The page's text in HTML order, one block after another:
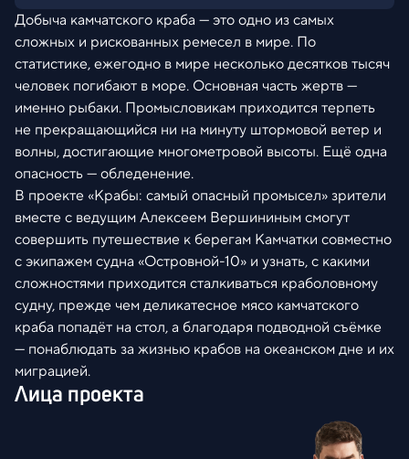
Добыча камчатского краба — это одно из самых
сложных и рискованных ремесел в мире. По
статистике, ежегодно в мире несколько десятков тысяч
человек погибают в море. Основная часть жертв —
именно рыбаки. Промысловикам приходится терпеть
не прекращающийся ни на минуту штормовой ветер и
волны, достигающие многометровой высоты. Ещё одна
опасность — обледенение.
В проекте «Крабы: самый опасный промысел» зрители
вместе с ведущим Алексеем Вершининым смогут
совершить путешествие к берегам Камчатки совместно
с экипажем судна «Островной-10» и узнать, с какими
сложностями приходится сталкиваться краболовному
судну, прежде чем деликатесное мясо камчатского
краба попадёт на стол, а благодаря подводной съёмке
— понаблюдать за жизнью крабов на океанском дне и их
миграцией.
Лица проекта